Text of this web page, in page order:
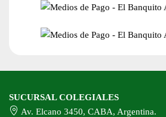
SUCURSAL COLEGIALES
Av. Elcano 3450, CABA, Argentina.